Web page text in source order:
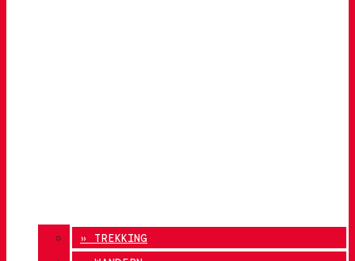
» TREKKING